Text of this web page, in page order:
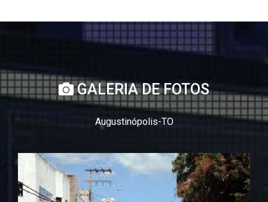
GALERIA DE FOTOS
Augustinópolis-TO